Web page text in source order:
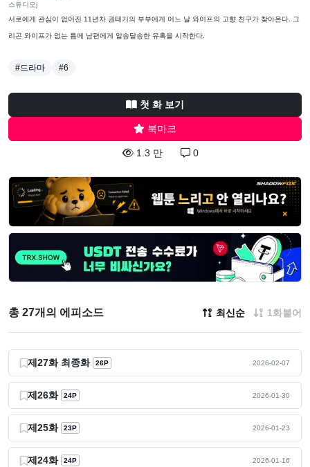
스튜디오j
서로에게 관심이 없어진 11년차 권태기의 부부에게 어느 날 와이프의 고향 친구가 찾아온다. 그
리곤 와이프가 없는 틈에 남편에게 알송달송한 유혹을 시작한다.
#드라마 #6
첫 화 보기
북마크
1.3 만 0
총 27개의 에피소드 최신순 1화붙어
제27화 최종화 26P 2026-02-07
제26화 24P 2026-01-30
제25화 23P 2026-01-23
제24화 24P 2026-01-16